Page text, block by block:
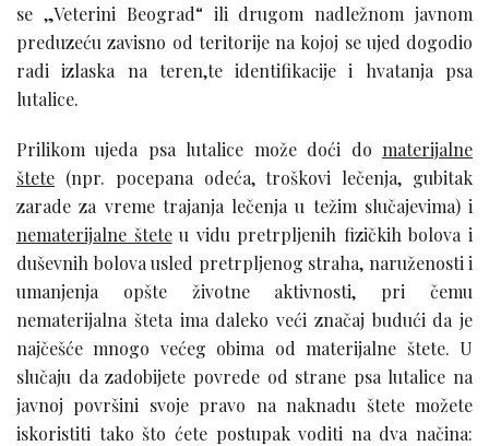
se „Veterini Beograd“ ili drugom nadležnom javnom
preduzeću zavisno od teritorije na kojoj se ujed dogodio
radi izlaska na teren,te identifikacije i hvatanja psa
lutalice.
Prilikom ujeda psa lutalice može doći do materijalne
štete (npr. pocepana odeća, troškovi lečenja, gubitak
zarade za vreme trajanja lečenja u težim slučajevima) i
nematerijalne šteteu vidu pretrpljenih fizičkih bolova i
duševnih bolova usled pretrpljenog straha, naruženosti i
umanjenja opšte životne aktivnosti, pri čemu
nematerijalna šteta ima daleko veći značaj budući da je
najčešće mnogo većeg obima od materijalne štete. U
slučaju da zadobijete povrede od strane psa lutalice na
javnoj površini svoje pravo na naknadu štete možete
iskoristiti tako što ćete postupak voditi na dva načina: